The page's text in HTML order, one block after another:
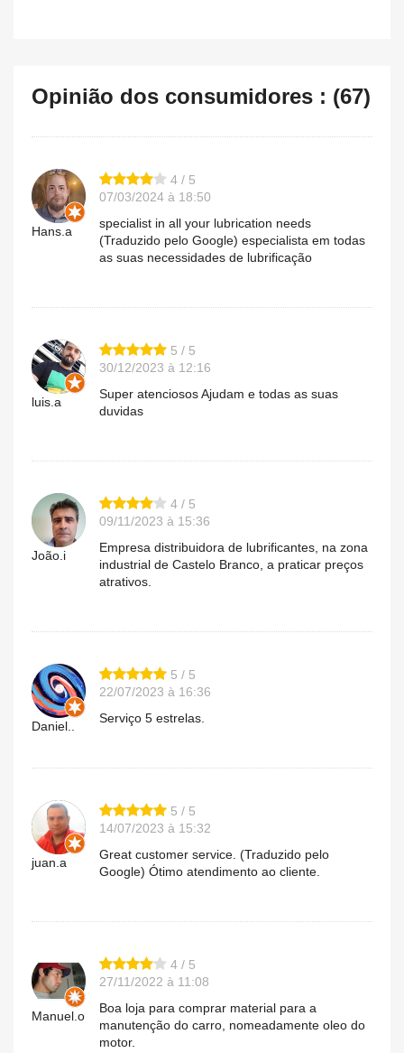
Opinião dos consumidores : (67)
Hans.a
4 / 5
07/03/2024 à 18:50
specialist in all your lubrication needs
(Traduzido pelo Google) especialista em todas
as suas necessidades de lubrificação
luis.a
5 / 5
30/12/2023 à 12:16
Super atenciosos Ajudam e todas as suas
duvidas
João.i
4 / 5
09/11/2023 à 15:36
Empresa distribuidora de lubrificantes, na zona
industrial de Castelo Branco, a praticar preços
atrativos.
Daniel..
5 / 5
22/07/2023 à 16:36
Serviço 5 estrelas.
juan.a
5 / 5
14/07/2023 à 15:32
Great customer service. (Traduzido pelo
Google) Ótimo atendimento ao cliente.
Manuel.o
4 / 5
27/11/2022 à 11:08
Boa loja para comprar material para a
manutenção do carro, nomeadamente oleo do
motor.